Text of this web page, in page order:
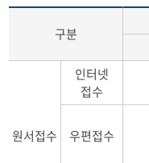
구분
원서접수
인터넷
접수
우편접수